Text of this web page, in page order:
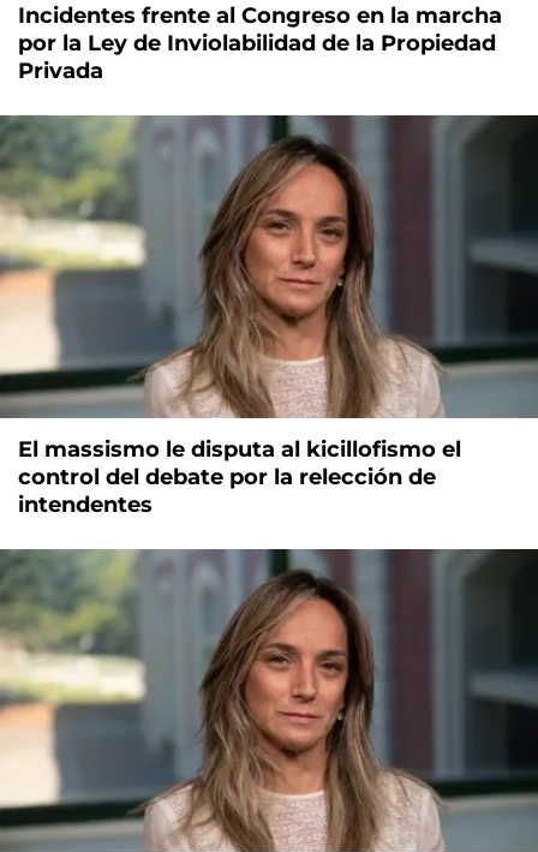
Incidentes frente al Congreso en la marcha
por la Ley de Inviolabilidad de la Propiedad
Privada
El massismo le disputa al kicillofismo el
control del debate por la relección de
intendentes